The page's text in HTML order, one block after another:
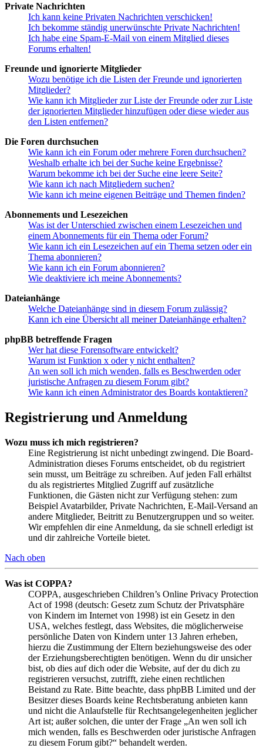
Private Nachrichten
Ich kann keine Privaten Nachrichten verschicken!
Ich bekomme ständig unerwünschte Private Nachrichten!
Ich habe eine Spam-E-Mail von einem Mitglied dieses
Forums erhalten!
Freunde und ignorierte Mitglieder
Wozu benötige ich die Listen der Freunde und ignorierten
Mitglieder?
Wie kann ich Mitglieder zur Liste der Freunde oder zur Liste
der ignorierten Mitglieder hinzufügen oder diese wieder aus
den Listen entfernen?
Die Foren durchsuchen
Wie kann ich ein Forum oder mehrere Foren durchsuchen?
Weshalb erhalte ich bei der Suche keine Ergebnisse?
Warum bekomme ich bei der Suche eine leere Seite?
Wie kann ich nach Mitgliedern suchen?
Wie kann ich meine eigenen Beiträge und Themen finden?
Abonnements und Lesezeichen
Was ist der Unterschied zwischen einem Lesezeichen und
einem Abonnements für ein Thema oder Forum?
Wie kann ich ein Lesezeichen auf ein Thema setzen oder ein
Thema abonnieren?
Wie kann ich ein Forum abonnieren?
Wie deaktiviere ich meine Abonnements?
Dateianhänge
Welche Dateianhänge sind in diesem Forum zulässig?
Kann ich eine Übersicht all meiner Dateianhänge erhalten?
phpBB betreffende Fragen
Wer hat diese Forensoftware entwickelt?
Warum ist Funktion x oder y nicht enthalten?
An wen soll ich mich wenden, falls es Beschwerden oder
juristische Anfragen zu diesem Forum gibt?
Wie kann ich einen Administrator des Boards kontaktieren?
Registrierung und Anmeldung
Wozu muss ich mich registrieren?
Eine Registrierung ist nicht unbedingt zwingend. Die Board-
Administration dieses Forums entscheidet, ob du registriert
sein musst, um Beiträge zu schreiben. Auf jeden Fall erhältst
du als registriertes Mitglied Zugriff auf zusätzliche
Funktionen, die Gästen nicht zur Verfügung stehen: zum
Beispiel Avatarbilder, Private Nachrichten, E-Mail-Versand an
andere Mitglieder, Beitritt zu Benutzergruppen und so weiter.
Wir empfehlen dir eine Anmeldung, da sie schnell erledigt ist
und dir zahlreiche Vorteile bietet.
Nach oben
Was ist COPPA?
COPPA, ausgeschrieben Children’s Online Privacy Protection
Act of 1998 (deutsch: Gesetz zum Schutz der Privatsphäre
von Kindern im Internet von 1998) ist ein Gesetz in den
USA, welches festlegt, dass Websites, die möglicherweise
persönliche Daten von Kindern unter 13 Jahren erheben,
hierzu die Zustimmung der Eltern beziehungsweise des oder
der Erziehungsberechtigten benötigen. Wenn du dir unsicher
bist, ob dies auf dich oder die Website, auf der du dich zu
registrieren versuchst, zutrifft, ziehe einen rechtlichen
Beistand zu Rate. Bitte beachte, dass phpBB Limited und der
Besitzer dieses Boards keine Rechtsberatung anbieten kann
und nicht die Anlaufstelle für Rechtsangelegenheiten jeglicher
Art ist; außer solchen, die unter der Frage „An wen soll ich
mich wenden, falls es Beschwerden oder juristische Anfragen
zu diesem Forum gibt?“ behandelt werden.